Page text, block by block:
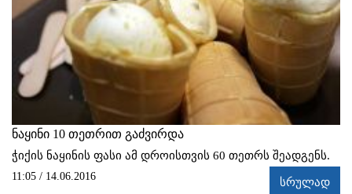
ნაყინი 10 თეთრით გაძვირდა
ჭიქის ნაყინის ფასი ამ დროისთვის 60 თეთრს შეადგენს.
11:05 / 14.06.2016 სრულად